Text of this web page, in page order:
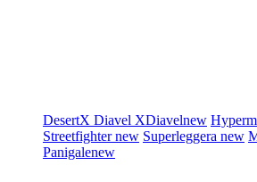
DesertX Diavel XDiavelnew
Streetfighternew Superleggera new
Panigalenew